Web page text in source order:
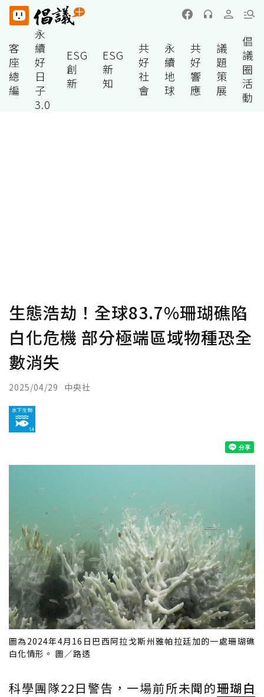
客
座
總
編
永
續
好
日
子
3.0
ESG
創
新
ESG
新
知
共
好
社
會
永
續
地
球
共
好
響
應
議
題
策
展
倡
議
圈
活
動
生態浩劫！全球83.7%珊瑚礁陷
白化危機 部分極端區域物種恐全
數消失
2025/04/29 中央社
圖為2024年4月16日巴西阿拉戈斯州雅帕拉廷加的一處珊瑚礁
白化情形。 圖／路透
科學團隊22日警告，一場前所未聞的珊瑚白